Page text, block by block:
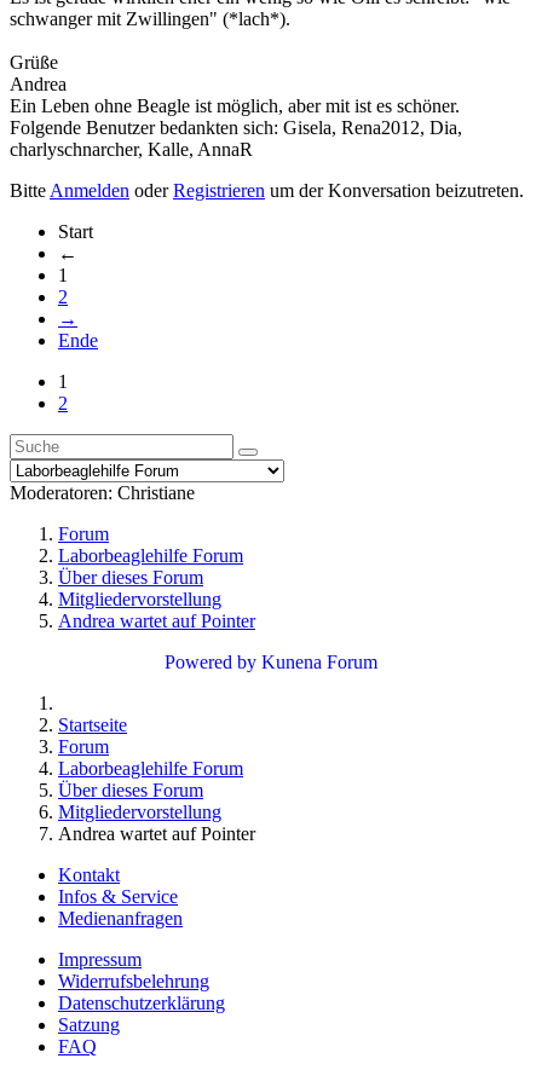
schwanger mit Zwillingen" (*lach*).
Grüße
Andrea
Ein Leben ohne Beagle ist möglich, aber mit ist es schöner.
Folgende Benutzer bedankten sich: Gisela, Rena2012, Dia,
charlyschnarcher, Kalle, AnnaR
Bitte Anmelden oderRegistrieren um der Konversation beizutreten.
Start
←
1
2
→
Ende
1
2
Moderatoren: Christiane
Forum
Laborbeaglehilfe Forum
Über dieses Forum
Mitgliedervorstellung
Andrea wartet auf Pointer
Powered by Kunena Forum
Startseite
Forum
Laborbeaglehilfe Forum
Über dieses Forum
Mitgliedervorstellung
Andrea wartet auf Pointer
Kontakt
Infos & Service
Medienanfragen
Impressum
Widerrufsbelehrung
Datenschutzerklärung
Satzung
FAQ